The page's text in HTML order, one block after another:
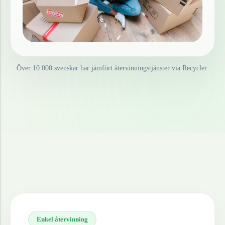
Över 10 000 svenskar har jämfört återvinningstjänster via Recycler.
Enkel återvinning